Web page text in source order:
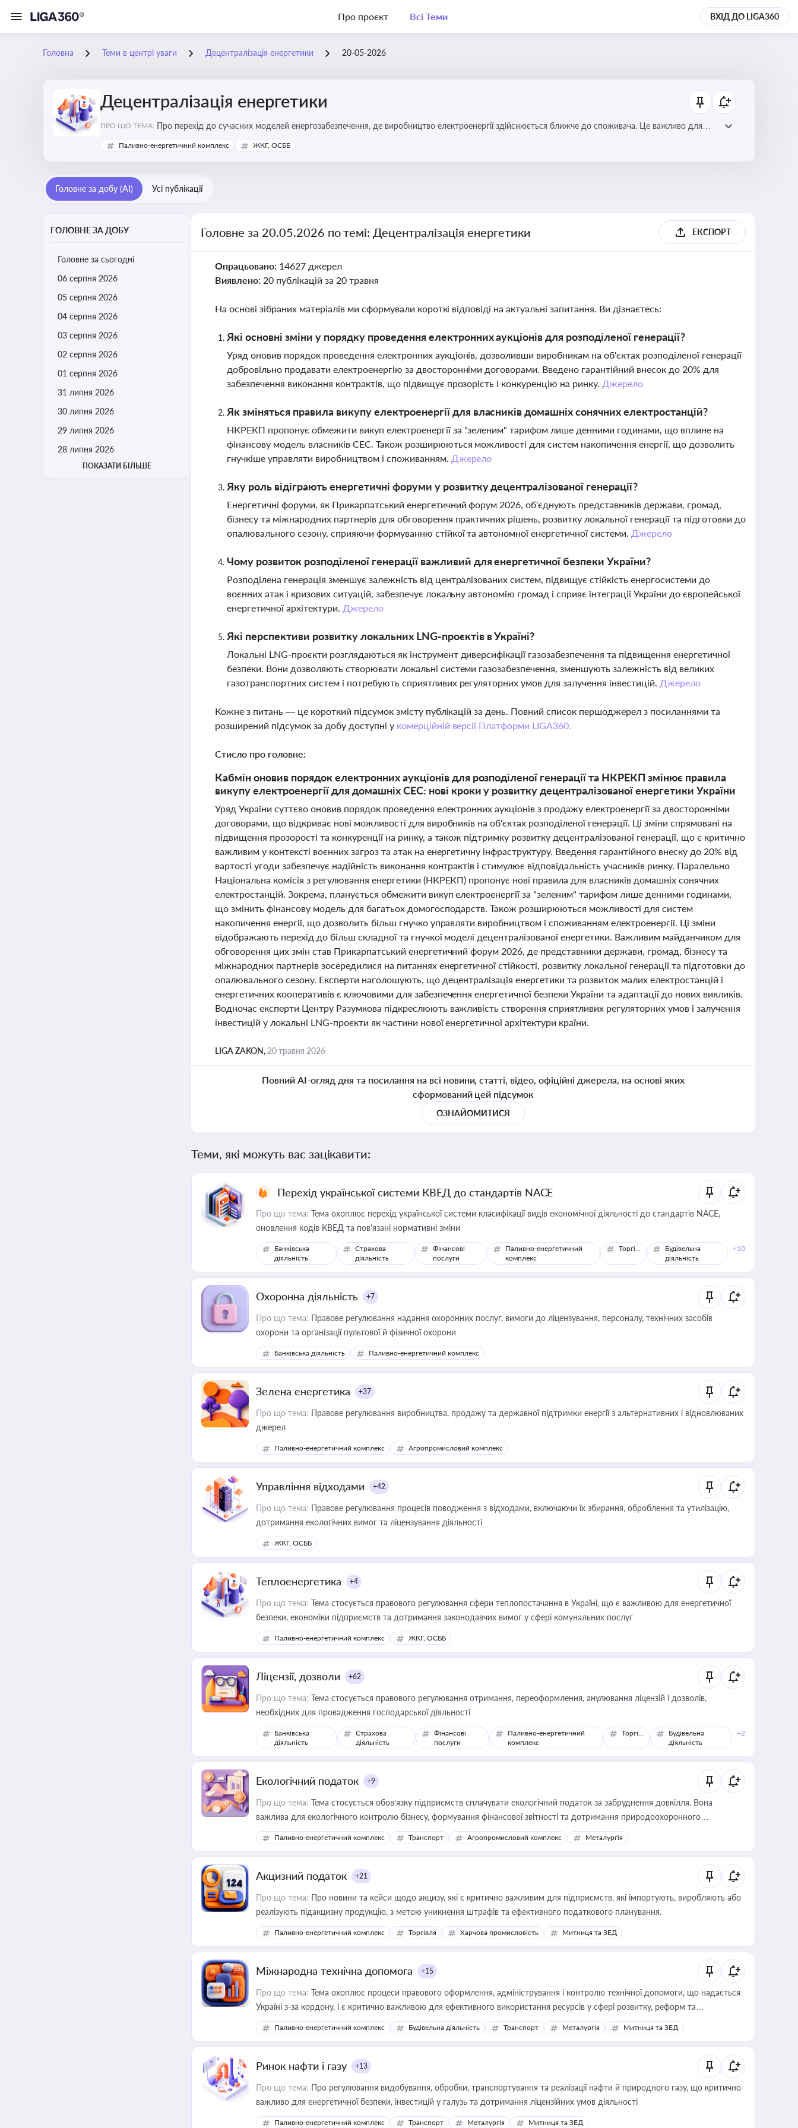
Про проєкт Всі Теми ВХІД ДО LIGA360
Головна Теми в центрі уваги Децентралізація енергетики 20-05-2026
Децентралізація енергетики
ПРО ЩО ТЕМА: Про перехід до сучасних моделей енергозабезпечення, де виробництво електроенергії здійснюється ближче до споживача. Це важливо для
підвищення енергонезалежності громад, зменшення втрат при транспортуванні енергії та стимулювання розвитку відновлюваних джерел
Паливно-енергетичний комплекс ЖКГ, ОСББ
Головне за добу (AI) Усі публікації
ГОЛОВНЕ ЗА ДОБУ
Головне за сьогодні
06 серпня 2026
05 серпня 2026
04 серпня 2026
03 серпня 2026
02 серпня 2026
01 серпня 2026
31 липня 2026
30 липня 2026
29 липня 2026
28 липня 2026
ПОКАЗАТИ БІЛЬШЕ
Головне за 20.05.2026 по темі: Децентралізація енергетики ЕКСПОРТ
Опрацьовано: 14627 джерел
Виявлено: 20 публікацій за 20 травня
На основі зібраних матеріалів ми сформували короткі відповіді на актуальні запитання. Ви дізнаєтесь:
Які основні зміни у порядку проведення електронних аукціонів для розподіленої генерації?
Уряд оновив порядок проведення електронних аукціонів, дозволивши виробникам на об'єктах розподіленої генерації
добровільно продавати електроенергію за двосторонніми договорами. Введено гарантійний внесок до 20% для
забезпечення виконання контрактів, що підвищує прозорість і конкуренцію на ринку. Джерело
Як зміняться правила викупу електроенергії для власників домашніх сонячних електростанцій?
НКРЕКП пропонує обмежити викуп електроенергії за "зеленим" тарифом лише денними годинами, що вплине на
фінансову модель власників СЕС. Також розширюються можливості для систем накопичення енергії, що дозволить
гнучкіше управляти виробництвом і споживанням. Джерело
Яку роль відіграють енергетичні форуми у розвитку децентралізованої генерації?
Енергетичні форуми, як Прикарпатський енергетичний форум 2026, об'єднують представників держави, громад,
бізнесу та міжнародних партнерів для обговорення практичних рішень, розвитку локальної генерації та підготовки до
опалювального сезону, сприяючи формуванню стійкої та автономної енергетичної системи. Джерело
Чому розвиток розподіленої генерації важливий для енергетичної безпеки України?
Розподілена генерація зменшує залежність від централізованих систем, підвищує стійкість енергосистеми до
воєнних атак і кризових ситуацій, забезпечує локальну автономію громад і сприяє інтеграції України до європейської
енергетичної архітектури. Джерело
Які перспективи розвитку локальних LNG-проєктів в Україні?
Локальні LNG-проєкти розглядаються як інструмент диверсифікації газозабезпечення та підвищення енергетичної
безпеки. Вони дозволяють створювати локальні системи газозабезпечення, зменшують залежність від великих
газотранспортних систем і потребують сприятливих регуляторних умов для залучення інвестицій. Джерело
Кожне з питань — це короткий підсумок змісту публікацій за день. Повний список першоджерел з посиланнями та
розширений підсумок за добу доступні у комерційній версії Платформи LIGA360.
Стисло про головне:
Кабмін оновив порядок електронних аукціонів для розподіленої генерації та НКРЕКП змінює правила
викупу електроенергії для домашніх СЕС: нові кроки у розвитку децентралізованої енергетики України
Уряд України суттєво оновив порядок проведення електронних аукціонів з продажу електроенергії за двосторонніми
договорами, що відкриває нові можливості для виробників на об'єктах розподіленої генерації. Ці зміни спрямовані на
підвищення прозорості та конкуренції на ринку, а також підтримку розвитку децентралізованої генерації, що є критично
важливим у контексті воєнних загроз та атак на енергетичну інфраструктуру. Введення гарантійного внеску до 20% від
вартості угоди забезпечує надійність виконання контрактів і стимулює відповідальність учасників ринку. Паралельно
Національна комісія з регулювання енергетики (НКРЕКП) пропонує нові правила для власників домашніх сонячних
електростанцій. Зокрема, планується обмежити викуп електроенергії за "зеленим" тарифом лише денними годинами,
що змінить фінансову модель для багатьох домогосподарств. Також розширюються можливості для систем
накопичення енергії, що дозволить більш гнучко управляти виробництвом і споживанням електроенергії. Ці зміни
відображають перехід до більш складної та гнучкої моделі децентралізованої енергетики. Важливим майданчиком для
обговорення цих змін став Прикарпатський енергетичний форум 2026, де представники держави, громад, бізнесу та
міжнародних партнерів зосередилися на питаннях енергетичної стійкості, розвитку локальної генерації та підготовки до
опалювального сезону. Експерти наголошують, що децентралізація енергетики та розвиток малих електростанцій і
енергетичних кооперативів є ключовими для забезпечення енергетичної безпеки України та адаптації до нових викликів.
Водночас експерти Центру Разумкова підкреслюють важливість створення сприятливих регуляторних умов і залучення
інвестицій у локальні LNG-проєкти як частини нової енергетичної архітектури країни.
LIGA ZAKON, 20 травня 2026
Повний AI-огляд дня та посилання на всі новини, статті, відео, офіційні джерела, на основі яких
сформований цей підсумок
ОЗНАЙОМИТИСЯ
Теми, які можуть вас зацікавити:
Перехід української системи КВЕД до стандартів NACE
Про що тема: Тема охоплює перехід української системи класифікації видів економічної діяльності до стандартів NACE,
оновлення кодів КВЕД та пов'язані нормативні зміни
Банківська
діяльність
Страхова
діяльність
Фінансові
послуги
Паливно-енергетичний
комплекс
Торгівля
Будівельна
діяльність
+10
Охоронна діяльність +7
Про що тема: Правове регулювання надання охоронних послуг, вимоги до ліцензування, персоналу, технічних засобів
охорони та організації пультової й фізичної охорони
Банківська діяльність Паливно-енергетичний комплекс
Зелена енергетика +37
Про що тема: Правове регулювання виробництва, продажу та державної підтримки енергії з альтернативних і відновлюваних
джерел
Паливно-енергетичний комплекс Агропромисловий комплекс
Управління відходами +42
Про що тема: Правове регулювання процесів поводження з відходами, включаючи їх збирання, оброблення та утилізацію,
дотримання екологічних вимог та ліцензування діяльності
ЖКГ, ОСББ
Теплоенергетика +4
Про що тема: Тема стосується правового регулювання сфери теплопостачання в Україні, що є важливою для енергетичної
безпеки, економіки підприємств та дотримання законодавчих вимог у сфері комунальних послуг
Паливно-енергетичний комплекс ЖКГ, ОСББ
Ліцензії, дозволи +62
Про що тема: Тема стосується правового регулювання отримання, переоформлення, анулювання ліцензій і дозволів,
необхідних для провадження господарської діяльності
Банківська
діяльність
Страхова
діяльність
Фінансові
послуги
Паливно-енергетичний
комплекс
Торгівля
Будівельна
діяльність
+2
Екологічний податок +9
Про що тема: Тема стосується обов’язку підприємств сплачувати екологічний податок за забруднення довкілля. Вона
важлива для екологічного контролю бізнесу, формування фінансової звітності та дотримання природоохоронного
законодавства
Паливно-енергетичний комплекс Транспорт Агропромисловий комплекс Металургія
Акцизний податок +21
Про що тема: Про новини та кейси щодо акцизу, які є критично важливим для підприємств, які імпортують, виробляють або
реалізують підакцизну продукцію, з метою уникнення штрафів та ефективного податкового планування.
Паливно-енергетичний комплекс Торгівля Харчова промисловість Митниця та ЗЕД
Міжнародна технічна допомога +15
Про що тема: Тема охоплює процеси правового оформлення, адміністрування і контролю технічної допомоги, що надається
Україні з-за кордону, і є критично важливою для ефективного використання ресурсів у сфері розвитку, реформ та
інфраструктурних проєктів
Паливно-енергетичний комплекс Будівельна діяльність Транспорт Металургія Митниця та ЗЕД
Ринок нафти і газу +13
Про що тема: Про регулювання видобування, обробки, транспортування та реалізації нафти й природного газу, що критично
важливо для енергетичної безпеки, інвестицій у галузь та дотримання ліцензійних умов діяльності
Паливно-енергетичний комплекс Транспорт Металургія Митниця та ЗЕД